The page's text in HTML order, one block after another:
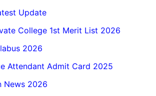
Update
College 1st Merit List 2026
2026
Attendant Admit Card 2025
News 2026